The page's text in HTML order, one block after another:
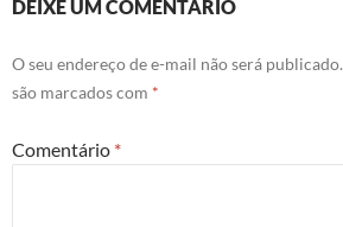
DEIXE UM COMENTÁRIO
O seu endereço de e-mail não será publicado.
são marcados com *
Comentário *